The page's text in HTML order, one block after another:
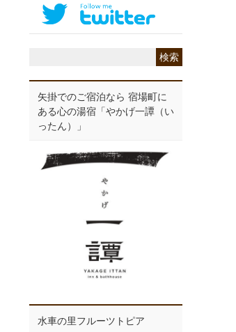
矢掛でのご宿泊なら 宿場町に
ある心の湯宿「やかげ一譚（い
ったん）」
水車の里フルーツトピア